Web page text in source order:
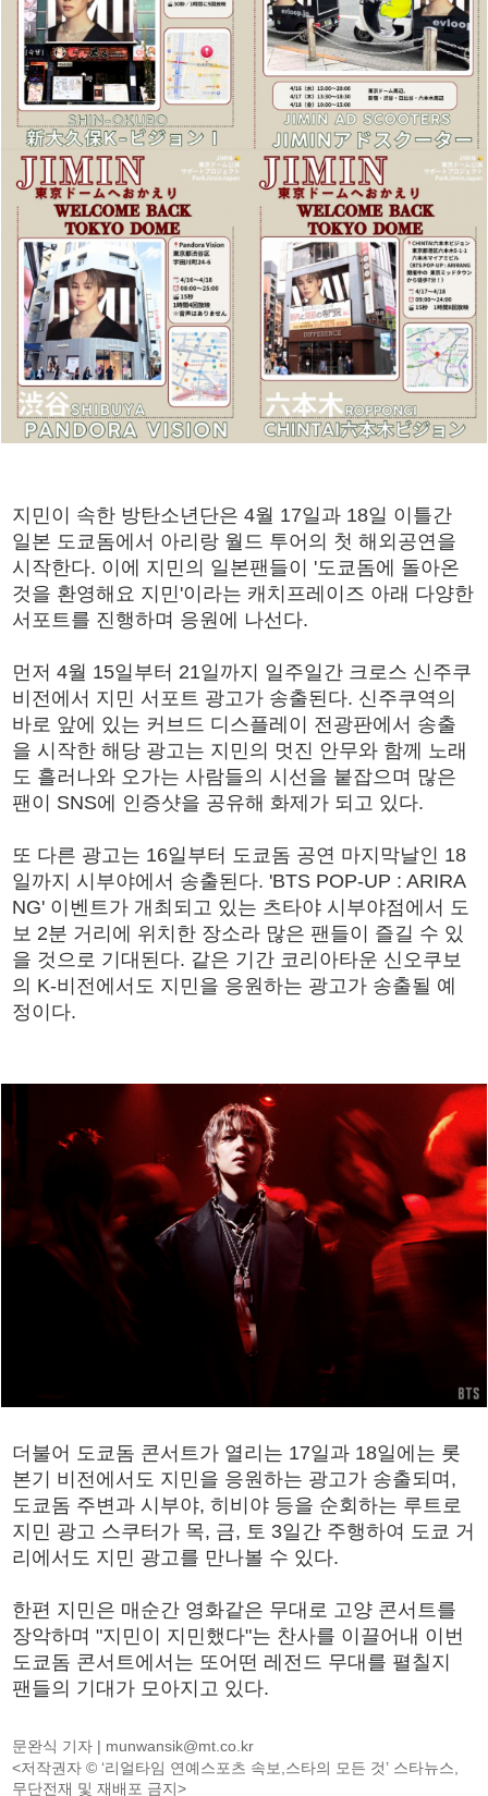
지민이 속한 방탄소년단은 4월 17일과 18일 이틀간
일본 도쿄돔에서 아리랑 월드 투어의 첫 해외공연을
시작한다. 이에 지민의 일본팬들이 '도쿄돔에 돌아온
것을 환영해요 지민'이라는 캐치프레이즈 아래 다양한
서포트를 진행하며 응원에 나선다.
먼저 4월 15일부터 21일까지 일주일간 크로스 신주쿠
비전에서 지민 서포트 광고가 송출된다. 신주쿠역의
바로 앞에 있는 커브드 디스플레이 전광판에서 송출
을 시작한 해당 광고는 지민의 멋진 안무와 함께 노래
도 흘러나와 오가는 사람들의 시선을 붙잡으며 많은
팬이 SNS에 인증샷을 공유해 화제가 되고 있다.
또 다른 광고는 16일부터 도쿄돔 공연 마지막날인 18
일까지 시부야에서 송출된다. 'BTS POP-UP : ARIRA
NG' 이벤트가 개최되고 있는 츠타야 시부야점에서 도
보 2분 거리에 위치한 장소라 많은 팬들이 즐길 수 있
을 것으로 기대된다. 같은 기간 코리아타운 신오쿠보
의 K-비전에서도 지민을 응원하는 광고가 송출될 예
정이다.
더불어 도쿄돔 콘서트가 열리는 17일과 18일에는 롯
본기 비전에서도 지민을 응원하는 광고가 송출되며,
도쿄돔 주변과 시부야, 히비야 등을 순회하는 루트로
지민 광고 스쿠터가 목, 금, 토 3일간 주행하여 도쿄 거
리에서도 지민 광고를 만나볼 수 있다.
한편 지민은 매순간 영화같은 무대로 고양 콘서트를
장악하며 "지민이 지민했다"는 찬사를 이끌어내 이번
도쿄돔 콘서트에서는 또어떤 레전드 무대를 펼칠지
팬들의 기대가 모아지고 있다.
문완식 기자 | munwansik@mt.co.kr
<저작권자 © ‘리얼타임 연예스포츠 속보,스타의 모든 것’ 스타뉴스,
무단전재 및 재배포 금지>